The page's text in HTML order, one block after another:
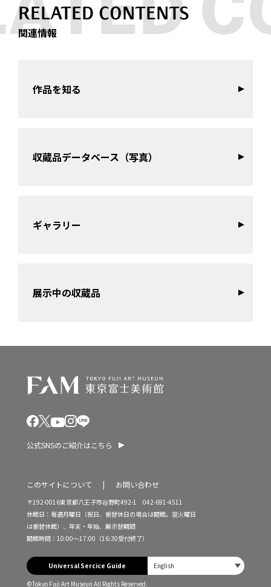
RELATED CONTENTS
関連情報
作品を知る
収蔵品データベース（写真）
ギャラリー
展示中の収蔵品
公式SNSのご紹介はこちら
このサイトについて お問い合わせ
〒192-0016東京都八王子市谷野町492-1 042-691-4511
休館日：毎週月曜日（祝日、振替休日の場合は開館。翌火曜日
は振替休館）、年末・年始、展示替期間
開館時間：10:00～17:00（16:30受付終了）
Universal Sercice Guide
©Tokyo Fuji Art Museun All Rights Reserved.